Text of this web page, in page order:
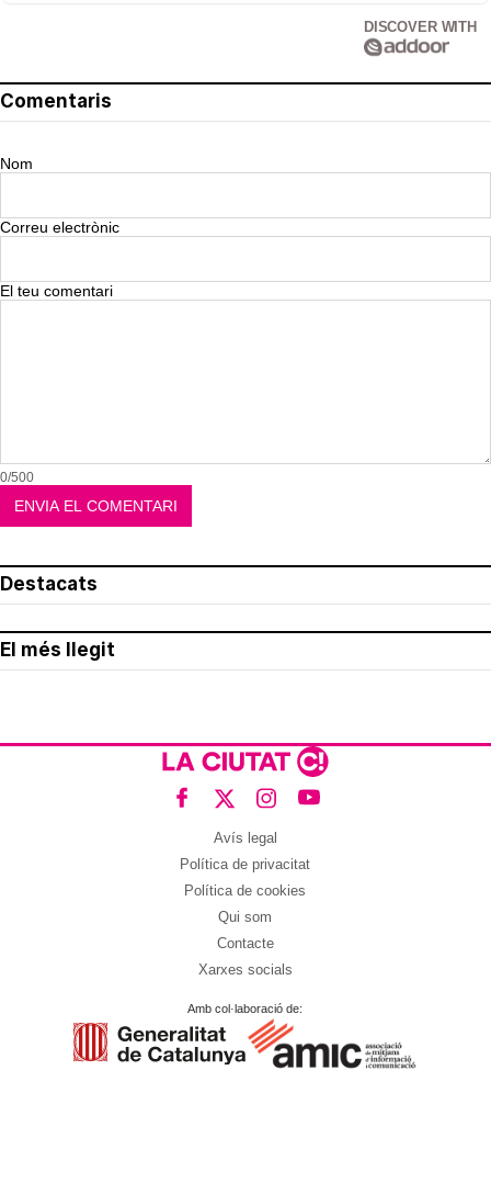
DISCOVER WITH
Comentaris
Nom
Correu electrònic
El teu comentari
0/500
Destacats
El més llegit
Avís legal
Política de privacitat
Política de cookies
Qui som
Contacte
Xarxes socials
Amb col·laboració de: